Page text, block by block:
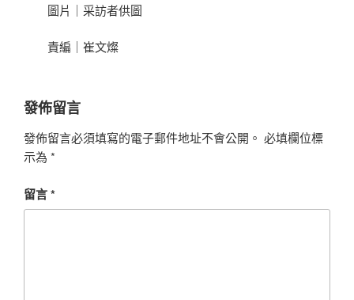
圖片｜采訪者供圖
責編｜崔文燦
發佈留言
發佈留言必須填寫的電子郵件地址不會公開。 必填欄位標
示為 *
留言*